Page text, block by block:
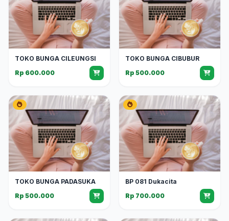
TOKO BUNGA CILEUNGSI
Rp 600.000
TOKO BUNGA CIBUBUR
Rp 500.000
TOKO BUNGA PADASUKA
Rp 500.000
BP 081 Dukacita
Rp 700.000